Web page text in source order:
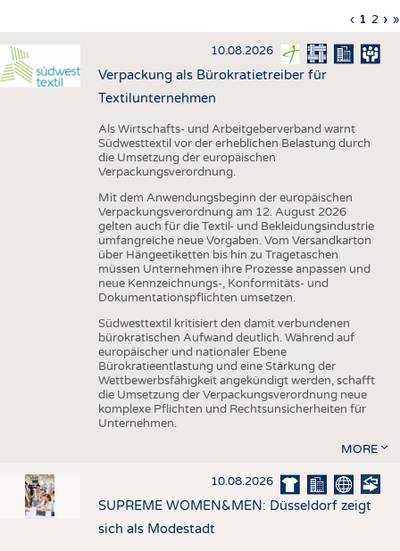
TESTS
AUSSCHREIBUNGEN
DTV AUSSCHREIBUNGSDIENST
FAKTEN
STATISTICS
ADRESSEN & LINKS
PUBLIKATIONEN
TERMINE
BRANCHENTERMINE
Seitennummerierung
Seite
‹
Seite
1 Seite
2 › »
10.08.2026
Verpackung als Bürokratietreiber für
Textilunternehmen
Als Wirtschafts- und Arbeitgeberverband warnt
Südwesttextil vor der erheblichen Belastung durch
die Umsetzung der europäischen
Verpackungsverordnung.
Mit dem Anwendungsbeginn der europäischen
Verpackungsverordnung am 12. August 2026
gelten auch für die Textil- und Bekleidungsindustrie
umfangreiche neue Vorgaben. Vom Versandkarton
über Hängeetiketten bis hin zu Tragetaschen
müssen Unternehmen ihre Prozesse anpassen und
neue Kennzeichnungs-, Konformitäts- und
Dokumentationspflichten umsetzen.
Südwesttextil kritisiert den damit verbundenen
bürokratischen Aufwand deutlich. Während auf
europäischer und nationaler Ebene
Bürokratieentlastung und eine Stärkung der
Wettbewerbsfähigkeit angekündigt werden, schafft
die Umsetzung der Verpackungsverordnung neue
komplexe Pflichten und Rechtsunsicherheiten für
Unternehmen.
MORE
10.08.2026
SUPREME WOMEN&MEN: Düsseldorf zeigt
sich als Modestadt